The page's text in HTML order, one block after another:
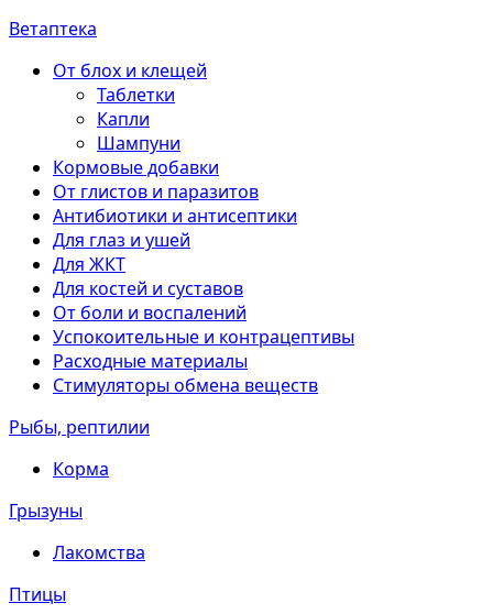
Ветаптека
От блох и клещей
Таблетки
Капли
Шампуни
Кормовые добавки
От глистов и паразитов
Антибиотики и антисептики
Для глаз и ушей
Для ЖКТ
Для костей и суставов
От боли и воспалений
Успокоительные и контрацептивы
Расходные материалы
Стимуляторы обмена веществ
Рыбы, рептилии
Корма
Грызуны
Лакомства
Птицы